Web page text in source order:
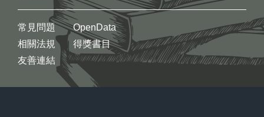
常見問題
相關法規
友善連結
OpenData
得獎書目